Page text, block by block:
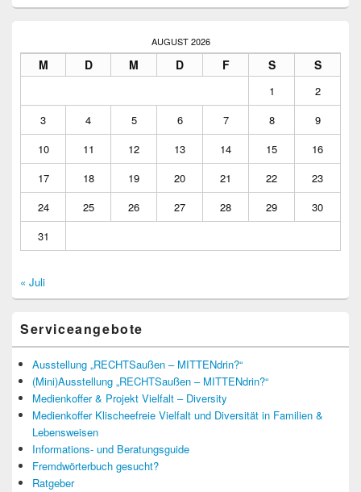
AUGUST 2026
M D M D F S S
1
2
3
4 5 6 7 8
9
10
11 12 13 14 15
16
17
18 19 20 21 22
23
24
25 26 27 28 29
30
31
« Juli
Serviceangebote
Ausstellung „RECHTSaußen – MITTENdrin?“
(Mini)Ausstellung „RECHTSaußen – MITTENdrin?“
Medienkoffer & Projekt Vielfalt – Diversity
Medienkoffer Klischeefreie Vielfalt und Diversität in Familien &
Lebensweisen
Informations- und Beratungsguide
Fremdwörterbuch gesucht?
Ratgeber